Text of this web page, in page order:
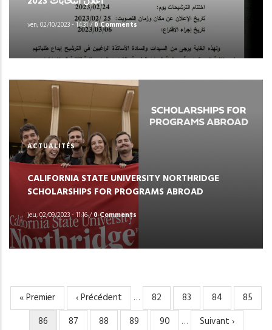
ven, 02/10/2023 - 14:31/0 Comments
ACTUALITÉS
CALIFORNIA STATE UNIVERSITY NORTHRIDGE
SCHOLARSHIPS FOR PROGRAMS ABROAD
jeu, 02/09/2023 - 11:16/0 Comments
PAGINATION
Première
page
« Premier
Page
précédente
‹ Précédent … Page
82 Page
83 Page
84 Page
85
Page
86 Page
87 Page
88 Page
89 Page
90 …
Page
Suivant ›